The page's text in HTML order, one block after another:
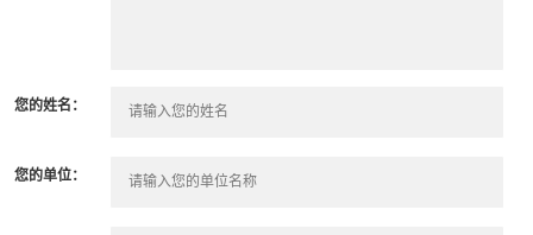
您的姓名：
您的单位：